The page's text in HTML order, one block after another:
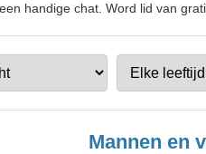
handige chat. Word lid van
Mannen en